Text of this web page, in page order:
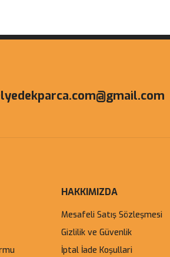
HAKKIMIZDA
Mesafeli Satış Sözleşmesi
Gizlilik ve Güvenlik
İptal İade Koşullari